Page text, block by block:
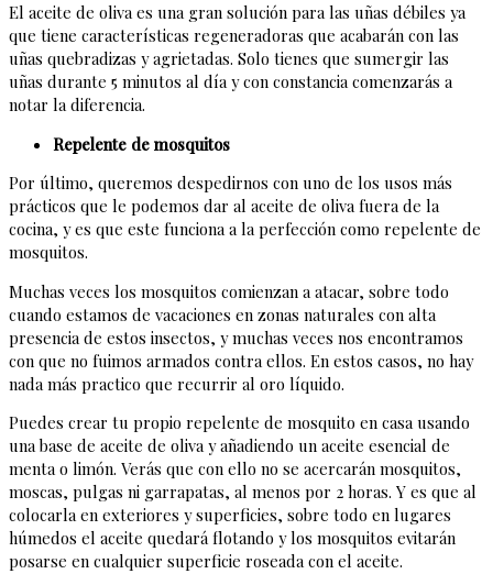
El aceite de oliva es una gran solución para las uñas débiles ya
que tiene características regeneradoras que acabarán con las
uñas quebradizas y agrietadas. Solo tienes que sumergir las
uñas durante 5 minutos al día y con constancia comenzarás a
notar la diferencia.
Repelente de mosquitos
Por último, queremos despedirnos con uno de los usos más
prácticos que le podemos dar al aceite de oliva fuera de la
cocina, y es que este funciona a la perfección como repelente de
mosquitos.
Muchas veces los mosquitos comienzan a atacar, sobre todo
cuando estamos de vacaciones en zonas naturales con alta
presencia de estos insectos, y muchas veces nos encontramos
con que no fuimos armados contra ellos. En estos casos, no hay
nada más practico que recurrir al oro líquido.
Puedes crear tu propio repelente de mosquito en casa usando
una base de aceite de oliva y añadiendo un aceite esencial de
menta o limón. Verás que con ello no se acercarán mosquitos,
moscas, pulgas ni garrapatas, al menos por 2 horas. Y es que al
colocarla en exteriores y superficies, sobre todo en lugares
húmedos el aceite quedará flotando y los mosquitos evitarán
posarse en cualquier superficie roseada con el aceite.